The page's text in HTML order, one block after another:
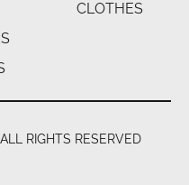
CLOTHES
RIGHTS RESERVED